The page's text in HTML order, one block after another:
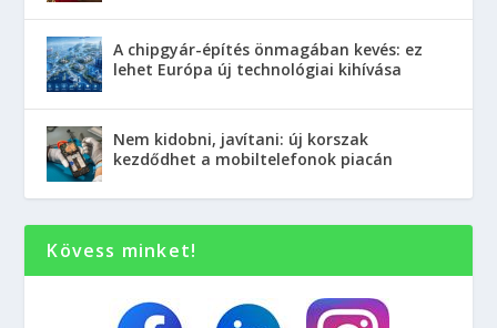
A chipgyár-építés önmagában kevés: ez
lehet Európa új technológiai kihívása
Nem kidobni, javítani: új korszak
kezdődhet a mobiltelefonok piacán
Kövess minket!